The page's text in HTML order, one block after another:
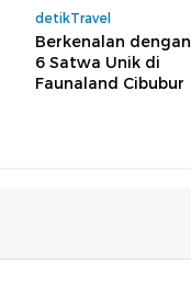
detikTravel
Berkenalan dengan
6 Satwa Unik di
Faunaland Cibubur